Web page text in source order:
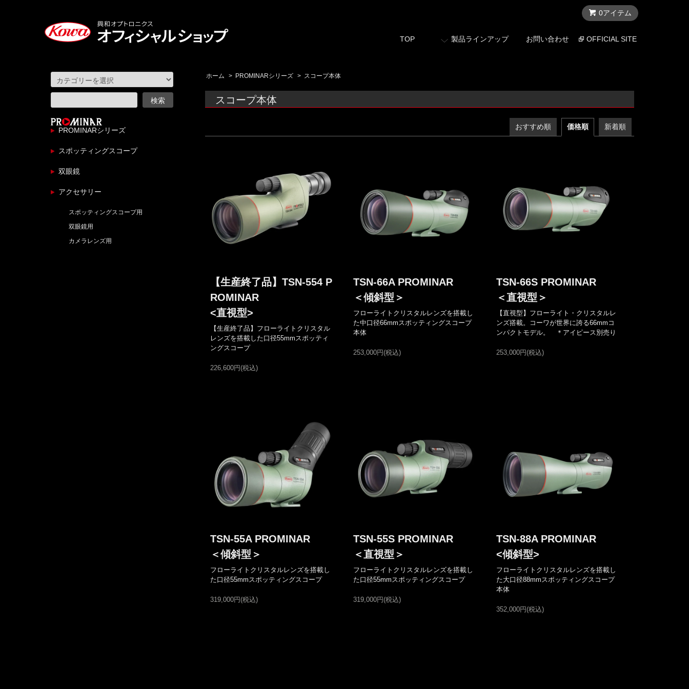
0アイテム
TOP 製品ラインアップ お問い合わせ OFFICIAL SITE
ホーム > PROMINARシリーズ > スコープ本体
スコープ本体
おすすめ順 価格順 新着順
【生産終了品】TSN-554 P
ROMINAR
<直視型>
【生産終了品】フローライトクリスタル
レンズを搭載した口径55mmスポッティ
ングスコープ
226,600円(税込)
TSN-66A PROMINAR
＜傾斜型＞
フローライトクリスタルレンズを搭載し
た中口径66mmスポッティングスコープ
本体
253,000円(税込)
TSN-66S PROMINAR
＜直視型＞
【直視型】フローライト・クリスタルレ
ンズ搭載。コーワが世界に誇る66mmコ
ンパクトモデル。 ＊アイピース別売り
253,000円(税込)
TSN-55A PROMINAR
＜傾斜型＞
フローライトクリスタルレンズを搭載し
た口径55mmスポッティングスコープ
319,000円(税込)
TSN-55S PROMINAR
＜直視型＞
フローライトクリスタルレンズを搭載し
た口径55mmスポッティングスコープ
319,000円(税込)
TSN-88A PROMINAR
<傾斜型>
フローライトクリスタルレンズを搭載し
た大口径88mmスポッティングスコープ
本体
352,000円(税込)
PROMINARシリーズ
スポッティングスコープ
双眼鏡
アクセサリー
スポッティングスコープ用
双眼鏡用
カメラレンズ用